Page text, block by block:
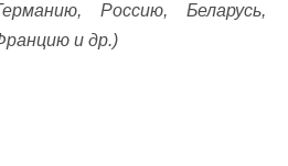
Россию, Беларусь,
​​и др.)